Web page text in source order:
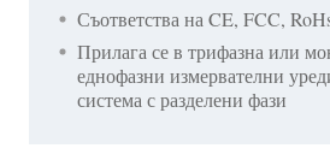
Съответства на CE, FCC,
Прилага се в трифазна или
еднофазни измервателни
система с разделени фази